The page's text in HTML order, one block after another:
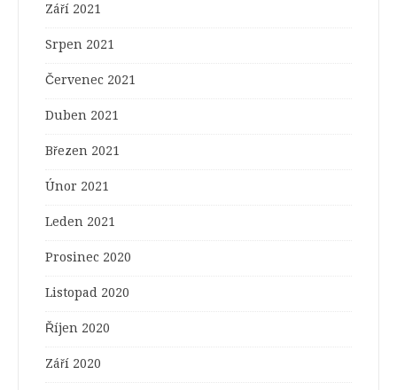
Září 2021
Srpen 2021
Červenec 2021
Duben 2021
Březen 2021
Únor 2021
Leden 2021
Prosinec 2020
Listopad 2020
Říjen 2020
Září 2020